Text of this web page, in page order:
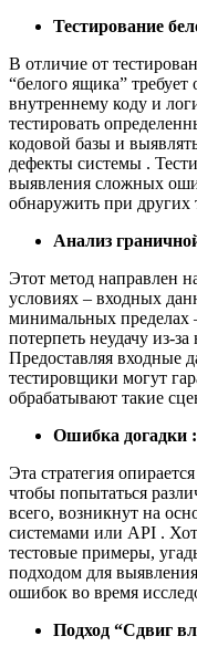
Тестирование
В отличие от
“белого ящика”
внутреннему коду и
тестировать
кодовой базы и
дефекты системы .
выявления сложных
обнаружить при других
Анализ
Этот метод направлен
условиях – входных
минимальных пределах
потерпеть неудачу из-
Предоставляя входные
тестировщики могут
обрабатывают такие
Ошибка догадки :
Эта стратегия
чтобы попытаться
всего, возникнут на
системами или API .
тестовые примеры,
подходом для
ошибок во время
Подход “Сдвиг